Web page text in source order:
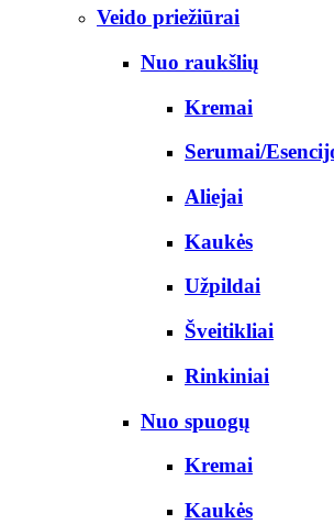
Veido priežiūrai
Nuo raukšlių
Kremai
Serumai/
Aliejai
Kaukės
Užpildai
Šveitikliai
Rinkiniai
Nuo spuogų
Kremai
Kaukės